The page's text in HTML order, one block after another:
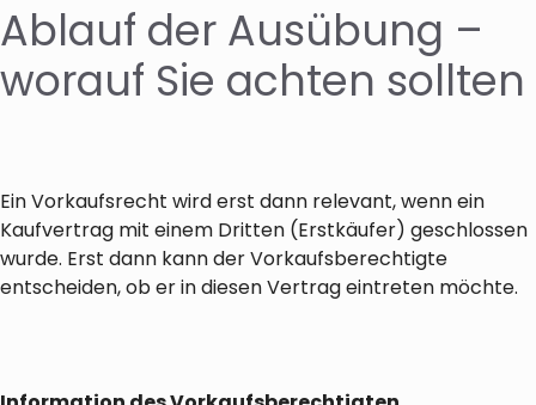
Ablauf der Ausübung –
worauf Sie achten sollten
Ein Vorkaufsrecht wird erst dann relevant, wenn ein
Kaufvertrag mit einem Dritten (Erstkäufer) geschlossen
wurde. Erst dann kann der Vorkaufsberechtigte
entscheiden, ob er in diesen Vertrag eintreten möchte.